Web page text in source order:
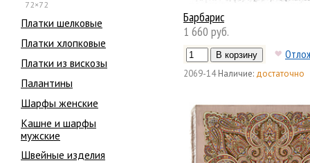
72×72
Платки шелковые
Платки хлопковые
Платки из вискозы
Палантины
Шарфы женские
Кашне и шарфы
мужские
Швейные изделия
Барбарис
1 660 руб.
2069-14 Наличие: достаточно